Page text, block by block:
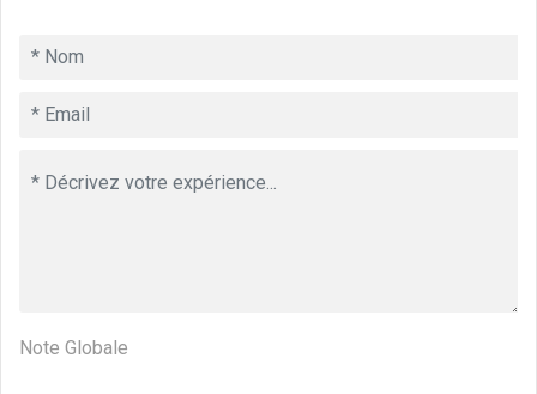
Note Globale